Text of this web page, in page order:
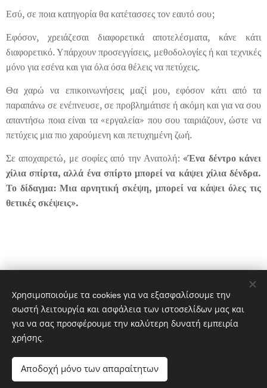
Εσύ, σε ποια κατηγορία θα κατέτασσες τον εαυτό σου;
Εφόσον, χρειάζεσαι διαφορετικά αποτελέσματα, κάνε κάτι
διαφορετικό. Υπάρχουν προσεγγίσεις, μεθοδολογίες ή και τεχνικές
μόνο για εσένα και για όλα όσα θέλεις να πετύχεις.
Θα χαρώ να επικοινωνήσεις μαζί μου, εφόσον κάτι από τα
παραπάνω σε ενέπνευσε, σε προβλημάτισε ή ακόμη και για να σου
απαντήσω ποια είναι τα «εργαλεία» που σου ταιριάζουν, ώστε να
πετύχεις μια πιο χαρούμενη και πετυχημένη ζωή.
Σε αποχαιρετώ, με σοφίες από την Ανατολή:«Ένα δέντρο κάνει
χίλια σπίρτα, αλλά ένα σπίρτο μπορεί να κάψει χίλια δένδρα.
Το δίδαγμα: Μια αρνητική σκέψη, μπορεί να κάψει όλες τις
θετικές σκέψεις».
Share
Katerina Moschou,
Χρησιμοποιούμε τα cookies για να εξασφαλίσουμε την
σωστή λειτουργία και ασφάλεια των ιστοσελίδων μας και
για να σας προσφέρουμε την καλύτερη δυνατή εμπειρία
χρήσης.
Αποδοχή μόνο των απαραίτητων